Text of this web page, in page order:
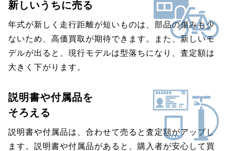
新しいうちに売る
年式が新しく走行距離が短いものは、部品の傷みも少
ないため、高価買取が期待できます。また、新しいモ
デルが出ると、現行モデルは型落ちになり、査定額は
大きく下がります。
説明書や付属品を
そろえる
説明書や付属品は、合わせて売ると査定額がアップし
ます。説明書や付属品があると、購入者が安心して買